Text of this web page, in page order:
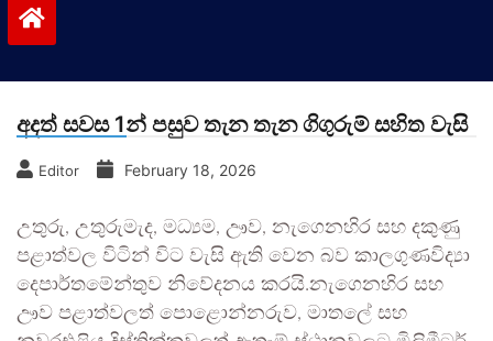
අදත් සවස 1න් පසුව තැන තැන ගිගුරුම් සහිත වැසි
Editor February 18, 2026
උතුරු, උතුරුමැද, මධ්‍යම, ඌව, නැගෙනහිර සහ දකුණු
පළාත්වල විටින් විට වැසි ඇති වෙන බව කාලගුණවිද්‍යා
දෙපාර්තමේන්තුව නිවේදනය කරයි.නැගෙනහිර සහ
ඌව පළාත්වලත් පොළොන්නරුව, මාතලේ සහ